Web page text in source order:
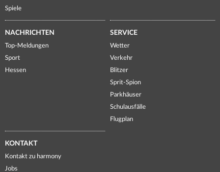
Spiele
NACHRICHTEN
Top-Meldungen
Sport
Hessen
SERVICE
Wetter
Verkehr
Blitzer
Sprit-Spion
Parkhäuser
Schulausfälle
Flugplan
KONTAKT
Kontakt zu harmony
Jobs